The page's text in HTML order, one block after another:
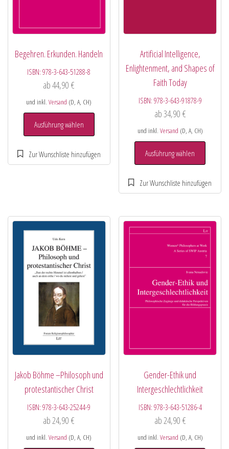
Begehren. Erkunden. Handeln
ISBN:978-3-643-51288-8
ab44,90€
und inkl.Versand (D, A, CH)
Ausführung wählen
Artificial Intelligence,
Enlightenment, and Shapes of
Faith Today
ISBN: 978-3-643-91878-9
ab34,90 €
und inkl. Versand (D, A, CH)
Ausführung wählen
Jakob Böhme –Philosoph und
protestantischer Christ
ISBN:978-3-643-25244-9
ab 24,90€
und inkl.Versand (D, A, CH)
Gender-Ethik und
Intergeschlechtlichkeit
ISBN: 978-3-643-51286-4
ab 24,90 €
und inkl. Versand (D, A, CH)